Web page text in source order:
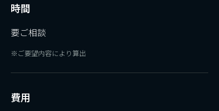
時間
要ご相談
※ご要望内容により算出
費用